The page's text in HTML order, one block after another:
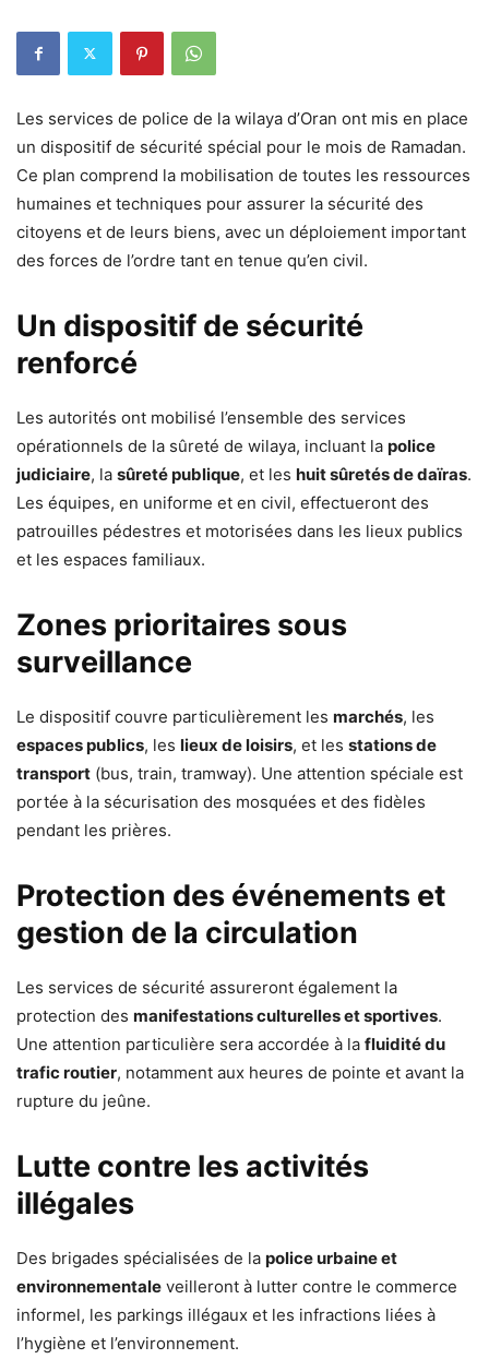
Les services de police de la wilaya d’Oran ont mis en place
un dispositif de sécurité spécial pour le mois de Ramadan.
Ce plan comprend la mobilisation de toutes les ressources
humaines et techniques pour assurer la sécurité des
citoyens et de leurs biens, avec un déploiement important
des forces de l’ordre tant en tenue qu’en civil.
Un dispositif de sécurité
renforcé
Les autorités ont mobilisé l’ensemble des services
opérationnels de la sûreté de wilaya, incluant la police
judiciaire, la sûreté publique, et les huit sûretés de daïras.
Les équipes, en uniforme et en civil, effectueront des
patrouilles pédestres et motorisées dans les lieux publics
et les espaces familiaux.
Zones prioritaires sous
surveillance
Le dispositif couvre particulièrement les marchés, les
espaces publics, les lieux de loisirs, et les stations de
transport (bus, train, tramway). Une attention spéciale est
portée à la sécurisation des mosquées et des fidèles
pendant les prières.
Protection des événements et
gestion de la circulation
Les services de sécurité assureront également la
protection des manifestations culturelles et sportives.
Une attention particulière sera accordée à la fluidité du
trafic routier, notamment aux heures de pointe et avant la
rupture du jeûne.
Lutte contre les activités
illégales
Des brigades spécialisées de la police urbaine et
environnementale veilleront à lutter contre le commerce
informel, les parkings illégaux et les infractions liées à
l’hygiène et l’environnement.